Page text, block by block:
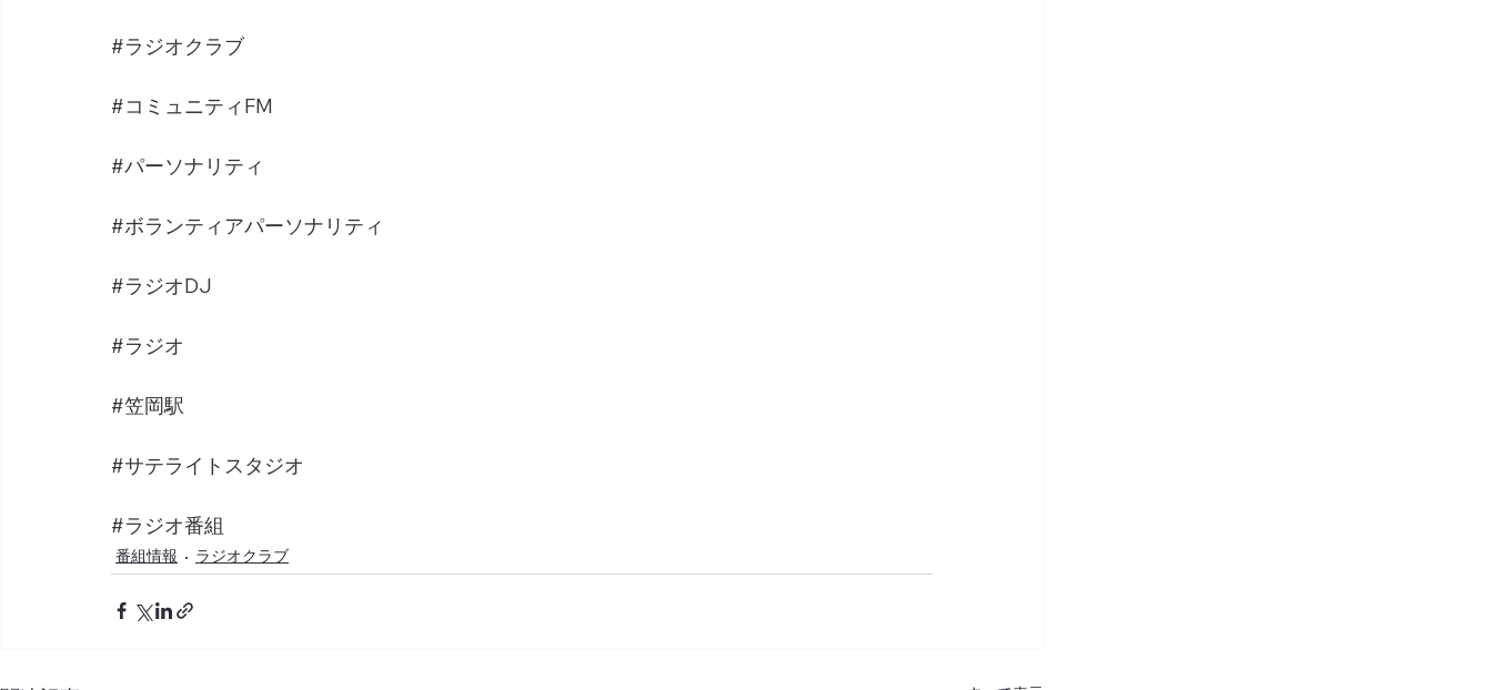
#ラジオクラブ
#コミュニティFM
#パーソナリティ
#ボランティアパーソナリティ
#ラジオDJ
#ラジオ
#笠岡駅
#サテライトスタジオ
#ラジオ番組
番組情報 ラジオクラブ